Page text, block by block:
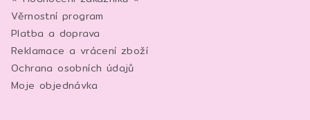
Věrnostní program
Platba a doprava
Reklamace a vrácení zboží
Ochrana osobních údajů
Moje objednávka